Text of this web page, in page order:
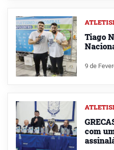
Tiago
9 de
com